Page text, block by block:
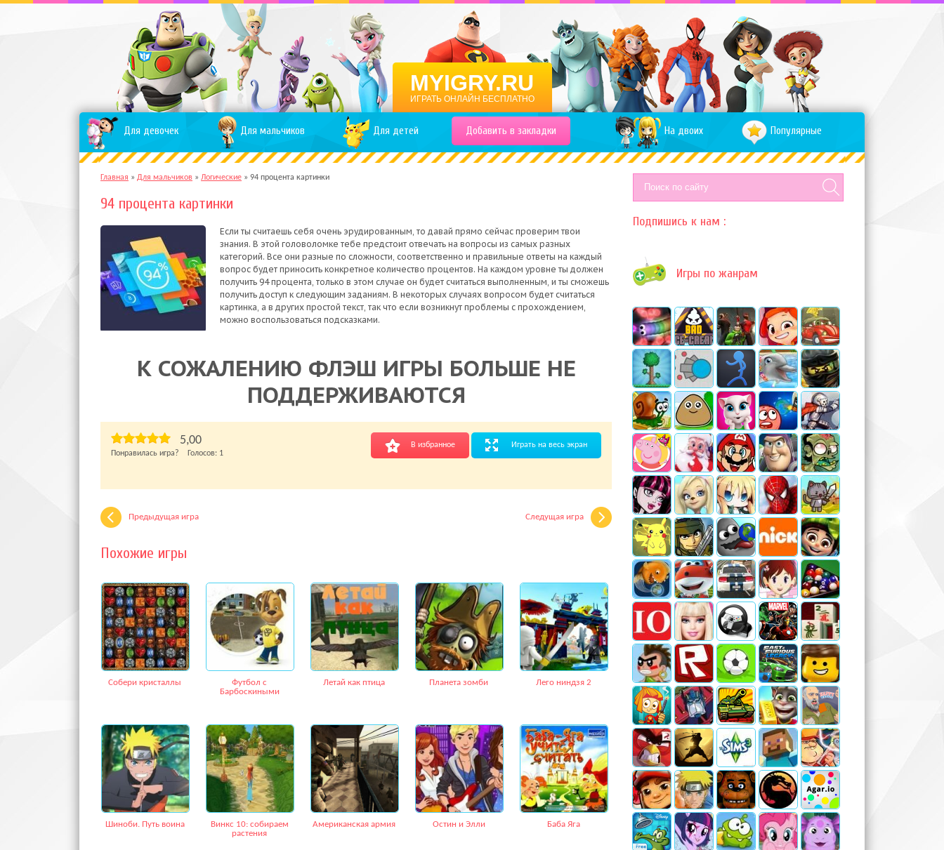
MYIGRY.RU
ИГРАТЬ ОНЛАЙН БЕСПЛАТНО
Для девочек Для мальчиков Для детей Добавить в закладки На двоих Популярные
Главная » Для мальчиков » Логические » 94 процента картинки
94 процента картинки
Если ты считаешь себя очень эрудированным, то давай прямо сейчас проверим твои
знания. В этой головоломке тебе предстоит отвечать на вопросы из самых разных
категорий. Все они разные по сложности, соответственно и правильные ответы на каждый
вопрос будет приносить конкретное количество процентов. На каждом уровне ты должен
получить 94 процента, только в этом случае он будет считаться выполненным, и ты сможешь
получить доступ к следующим заданиям. В некоторых случаях вопросом будет считаться
картинка, а в других простой текст, так что если возникнут проблемы с прохождением,
можно воспользоваться подсказками.
К СОЖАЛЕНИЮ ФЛЭШ ИГРЫ БОЛЬШЕ НЕ
ПОДДЕРЖИВАЮТСЯ
В избранное Играть на весь экран
5,00
Понравилась игра? Голосов: 1
Предыдущая игра Следущая игра
Похожие игры
Собери кристаллы
Футбол с
Барбоскиными
Летай как птица Планета зомби Лего ниндзя 2
Шиноби. Путь воина
Винкс 10: собираем
растения
Американская армия Остин и Элли Баба Яга
Подпишись к нам :
Игры по жанрам